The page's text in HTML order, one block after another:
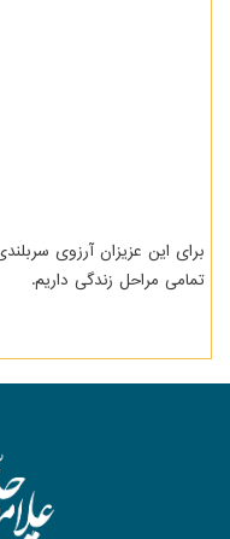
برای این عزیزان آرزوی
تمامی مراحل زندگی داریم.